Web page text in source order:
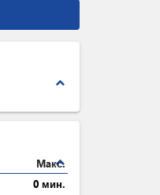
expand_less
expand_less
Maкс.
0 мин.